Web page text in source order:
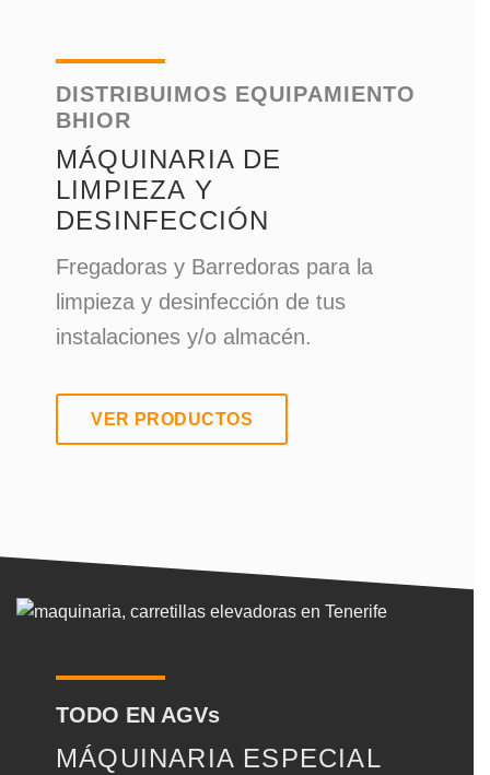
DISTRIBUIMOS EQUIPAMIENTO
BHIOR
MÁQUINARIA DE
LIMPIEZA Y
DESINFECCIÓN
Fregadoras y Barredoras para la
limpieza y desinfección de tus
instalaciones y/o almacén.
VER PRODUCTOS
TODO EN AGVs
MÁQUINARIA ESPECIAL